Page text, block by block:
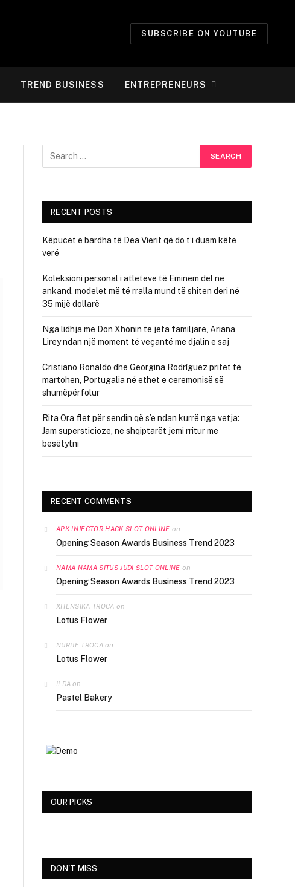
SUBSCRIBE ON YOUTUBE
TREND BUSINESS ENTREPRENEURS
RECENT POSTS
Këpucët e bardha të Dea Vierit që do t’i duam këtë
verë
Koleksioni personal i atleteve të Eminem del në
ankand, modelet më të rralla mund të shiten deri në
35 mijë dollarë
Nga lidhja me Don Xhonin te jeta familjare, Ariana
Lirey ndan një moment të veçantë me djalin e saj
Cristiano Ronaldo dhe Georgina Rodríguez pritet të
martohen, Portugalia në ethet e ceremonisë së
shumëpërfolur
Rita Ora flet për sendin që s’e ndan kurrë nga vetja:
Jam supersticioze, ne shqiptarët jemi rritur me
besëtytni
RECENT COMMENTS
APK INJECTOR HACK SLOT ONLINE on
Opening Season Awards Business Trend 2023
NAMA NAMA SITUS JUDI SLOT ONLINE on
Opening Season Awards Business Trend 2023
XHENSIKA TROCA on
Lotus Flower
NURIJE TROCAon
Lotus Flower
ILDA on
Pastel Bakery
OUR PICKS
DON'T MISS